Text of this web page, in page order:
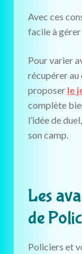
Avec ces
facile à gérer
Pour varier
récupérer au
proposer le
complète
l’idée de
son camp.
Les
de
Policiers et